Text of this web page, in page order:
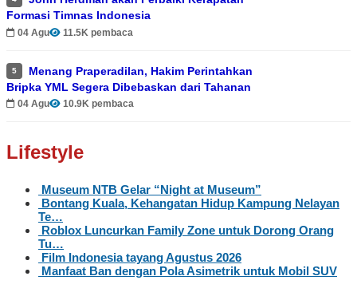
Formasi Timnas Indonesia
04 Agu 11.5K pembaca
5
Menang Praperadilan, Hakim Perintahkan
Bripka YML Segera Dibebaskan dari Tahanan
04 Agu 10.9K pembaca
Lifestyle
Museum NTB Gelar “Night at Museum”
Bontang Kuala, Kehangatan Hidup Kampung Nelayan
Te…
Roblox Luncurkan Family Zone untuk Dorong Orang
Tu…
Film Indonesia tayang Agustus 2026
Manfaat Ban dengan Pola Asimetrik untuk Mobil SUV